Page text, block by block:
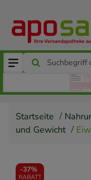
Startseite
und Gewicht
-37%
RABATT